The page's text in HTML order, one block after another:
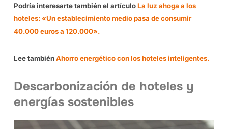
Podría interesarte también el artículoLa luz ahoga a los
hoteles: «Un establecimiento medio pasa de consumir
40.000 euros a 120.000».
Lee tambiénAhorro energético con los hoteles inteligentes.
Descarbonización de hoteles y
energías sostenibles